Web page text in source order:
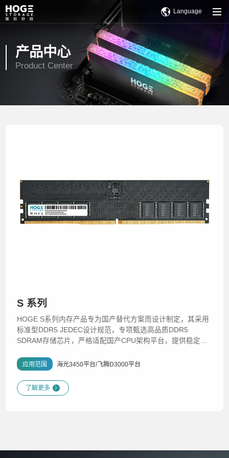
Language
产品中心
Product Center
S 系列
HOGE S系列内存产品专为国产替代方案而设计制定，其采用
标准型DDR5 JEDEC设计规范，专项甄选高品质DDR5
SDRAM存储芯片，严格适配国产CPU架构平台，提供稳定可
应用范围 海光3450平台/飞腾D3000平台
了解更多